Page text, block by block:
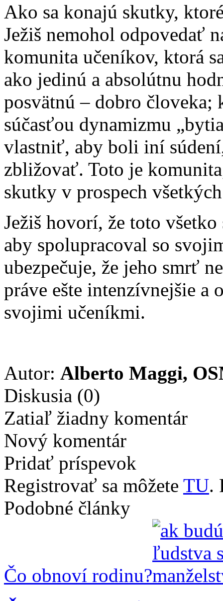
Ako sa konajú skutky,
Ježiš nemohol odpovedať
komunita učeníkov, ktorá
ako jedinú a absolútnu
posvätnú – dobro človeka;
súčasťou dynamizmu
vlastniť, aby boli iní
zbližovať. Toto je
skutky v prospech
Ježiš hovorí, že toto
aby spolupracoval so
ubezpečuje, že jeho smrť
práve ešte intenzívnejšie a
svojimi učeníkmi.
Autor: Alberto Maggi,
Diskusia (0)
Zatiaľ žiadny komentár
Nový komentár
Pridať príspevok
Registrovať sa môžete TU.
Podobné články
Čo obnoví rodinu?